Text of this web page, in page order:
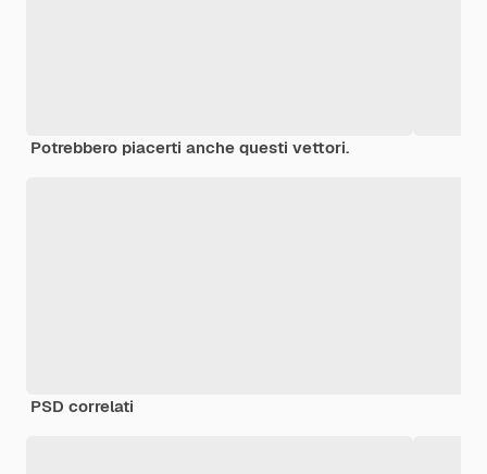
Potrebbero piacerti anche questi vettori.
PSD correlati